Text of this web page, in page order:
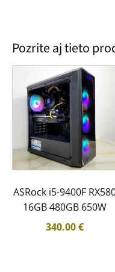
Pozrite aj tieto
ASRock i5-9400F
16GB 480GB 650W
340.00€